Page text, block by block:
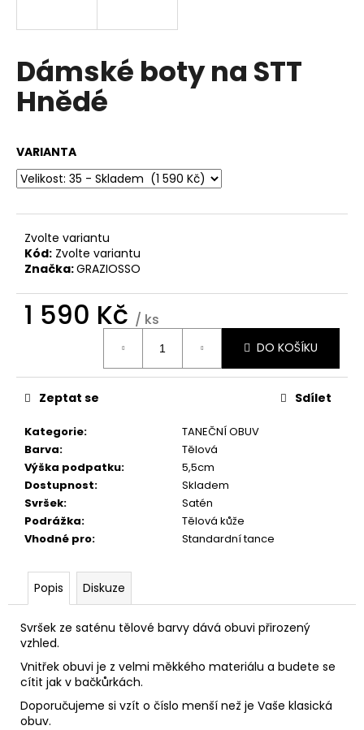
Dámské boty na STT
Hnědé
VARIANTA
Zvolte variantu
Kód: Zvolte variantu
Značka:GRAZIOSSO
1 590 Kč / ks
DO KOŠÍKU
Kategorie:
TANEČNÍ OBUV
Barva:
Tělová
Výška podpatku:
5,5cm
Dostupnost:
Skladem
Svršek:
Satén
Podrážka:
Tělová kůže
Vhodné pro: Standardní tance
Zeptat se Sdílet
Popis Diskuze
Svršek ze saténu tělové barvy dává obuvi přirozený
vzhled.
Vnitřek obuvi je z velmi měkkého materiálu a budete se
cítit jak v bačkůrkách.
Doporučujeme si vzít o číslo menší než je Vaše klasická
obuv.
í
t
?
HLEDAT
D
o
p
o
u
m
e